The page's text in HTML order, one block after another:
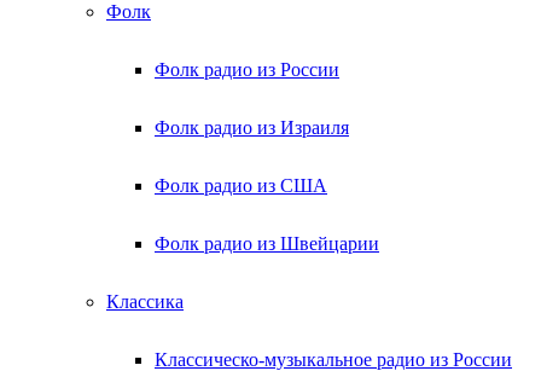
Фолк
Фолк радио из России
Фолк радио из Израиля
Фолк радио из США
Фолк радио из Швейцарии
Классика
Классическо-музыкальное радио из России